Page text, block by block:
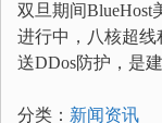
双旦期间BlueHost
进行中，八核超线
送DDos防护，是
分类： 新闻资讯